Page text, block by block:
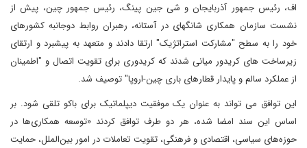
اف، رئیس جمهور آذربایجان و شی جین پینگ، رئیس جمهور چین، پیش از
نشست سازمان همکاری شانگهای در آستانه، رهبران روابط دوجانبه کشورهای
خود را به سطح "مشارکت استراتژیک" ارتقا دادند و متعهد به پیشبرد و ارتقای
زیرساخت های کریدور میانی شدند که کریدوری برای تقویت اتصال و "اطمینان
از عملکرد سالم و پایدار قطارهای باری چین-اروپا" توصیف شد.
این توافق می تواند به عنوان یک موفقیت دیپلماتیک برای باکو تلقی شود. بر
اساس این سند امضا شده، هر دو طرف توافق کردند «توسعه همکاری‌ها در
حوزه‌های سیاسی، اقتصادی و فرهنگی، تقویت تعاملات در امور بین‌الملل، حمایت